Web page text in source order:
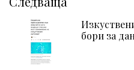
бори за